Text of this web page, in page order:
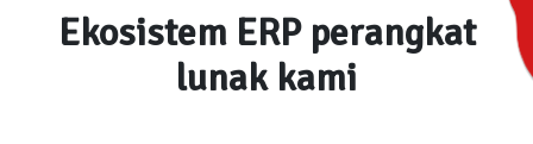
Ekosistem ERP perangkat
lunak kami